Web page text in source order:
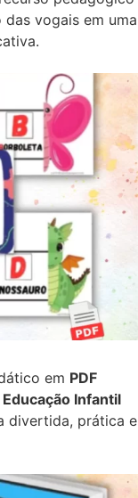
vogais em uma
em PDF
Educação Infantil
divertida, prática e